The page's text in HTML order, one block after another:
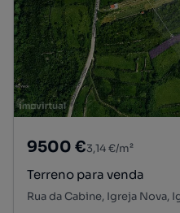
9500 €3,14 €/m²
Terreno para venda